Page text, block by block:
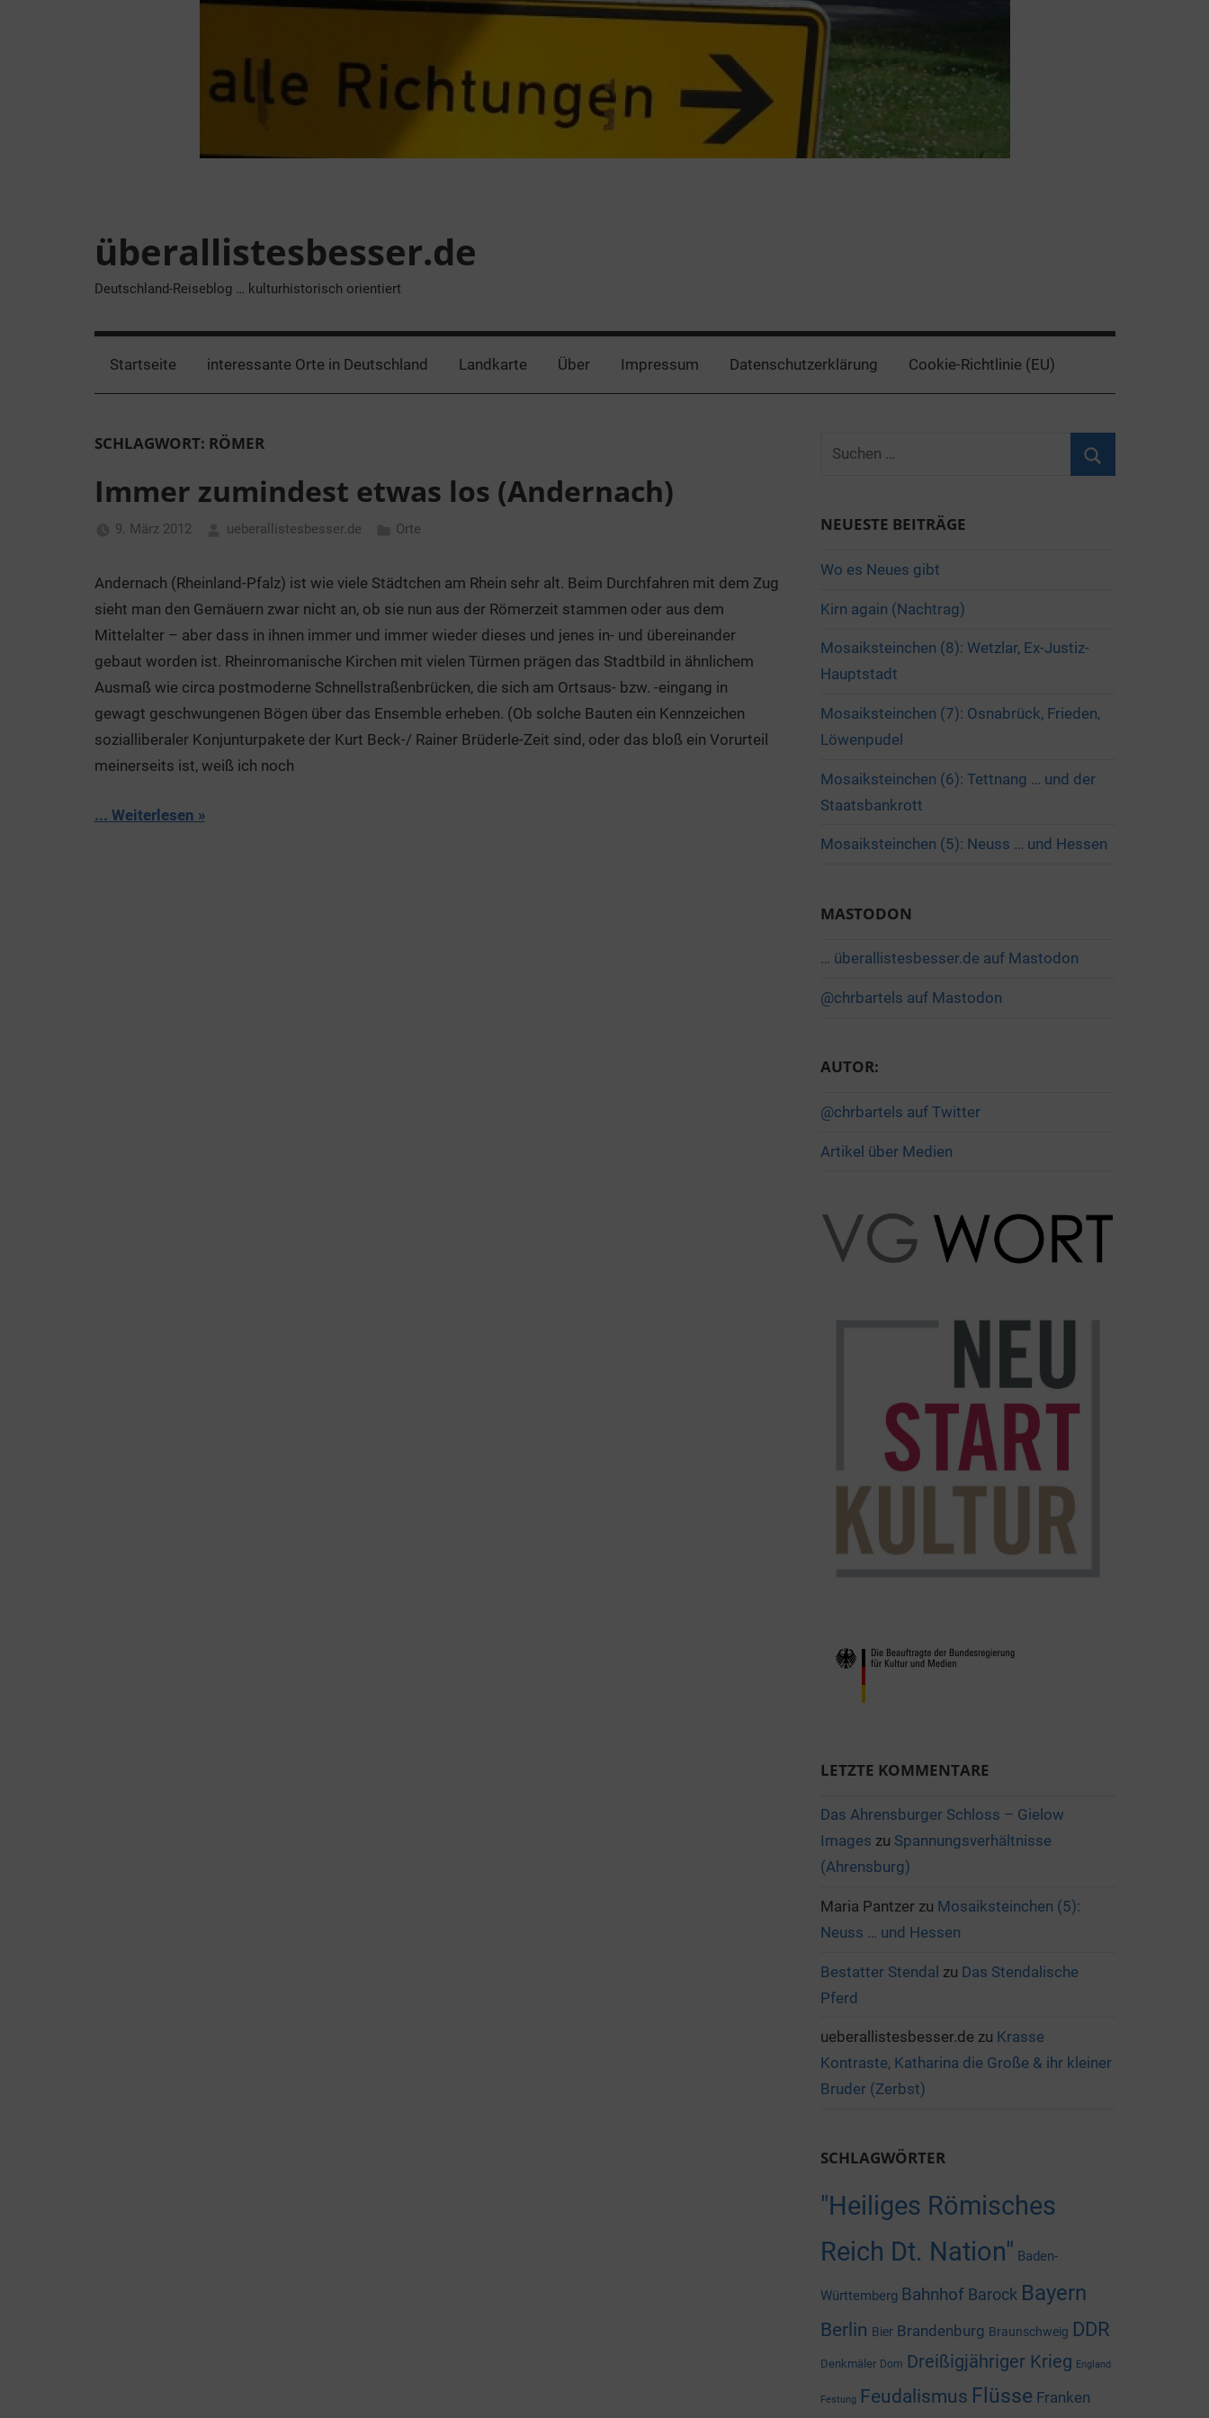
überallistesbesser.de
Deutschland-Reiseblog … kulturhistorisch orientiert
Startseite interessante Orte in Deutschland Landkarte Über Impressum Datenschutzerklärung Cookie-Richtlinie (EU)
SCHLAGWORT: RÖMER
Immer zumindest etwas los (Andernach)
9. März 2012 ueberallistesbesser.de Orte
Andernach (Rheinland-Pfalz) ist wie viele Städtchen am Rhein sehr alt. Beim Durchfahren mit dem Zug
sieht man den Gemäuern zwar nicht an, ob sie nun aus der Römerzeit stammen oder aus dem
Mittelalter – aber dass in ihnen immer und immer wieder dieses und jenes in- und übereinander
gebaut worden ist. Rheinromanische Kirchen mit vielen Türmen prägen das Stadtbild in ähnlichem
Ausmaß wie circa postmoderne Schnellstraßenbrücken, die sich am Ortsaus- bzw. -eingang in
gewagt geschwungenen Bögen über das Ensemble erheben. (Ob solche Bauten ein Kennzeichen
sozialliberaler Konjunturpakete der Kurt Beck-/ Rainer Brüderle-Zeit sind, oder das bloß ein Vorurteil
meinerseits ist, weiß ich noch
... Weiterlesen
Suchen
NEUESTE BEITRÄGE
Wo es Neues gibt
Kirn again (Nachtrag)
Mosaiksteinchen (8): Wetzlar, Ex-Justiz-
Hauptstadt
Mosaiksteinchen (7): Osnabrück, Frieden,
Löwenpudel
Mosaiksteinchen (6): Tettnang … und der
Staatsbankrott
Mosaiksteinchen (5): Neuss … und Hessen
MASTODON
… überallistesbesser.de auf Mastodon
@chrbartels auf Mastodon
AUTOR:
@chrbartels auf Twitter
Artikel über Medien
LETZTE KOMMENTARE
Das Ahrensburger Schloss – Gielow
Images zu Spannungsverhältnisse
(Ahrensburg)
Maria Pantzerzu Mosaiksteinchen (5):
Neuss … und Hessen
Bestatter Stendal zu Das Stendalische
Pferd
ueberallistesbesser.de zu Krasse
Kontraste, Katharina die Große & ihr kleiner
Bruder (Zerbst)
SCHLAGWÖRTER
"Heiliges Römisches
Reich Dt. Nation" Baden-
Württemberg Bahnhof Barock Bayern
Berlin Bier Brandenburg Braunschweig DDR
Denkmäler Dom Dreißigjähriger Krieg England
Festung Feudalismus Flüsse Franken